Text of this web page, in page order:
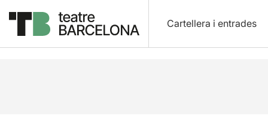
Cartellera i entrades